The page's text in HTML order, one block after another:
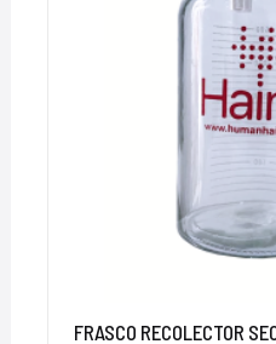
FRASCO RECOLECTOR